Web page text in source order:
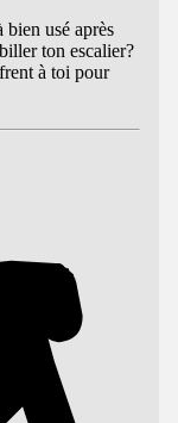
bien usé après
ton escalier?
à toi pour